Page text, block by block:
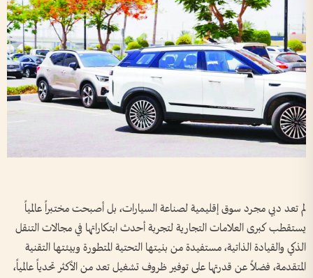
لم تعد دبي مجرد سوق إقليمية لصناعة السيارات، بل أصبحت مختبراً عالمياً
يستقطب كبرى العلامات التجارية لتجربة أحدث ابتكاراتها في مجالات التنقل
الذكي والقيادة الذاتية، مستفيدة من بنيتها التحتية المتطورة وبيئتها التقنية
المتقدمة، فضلاً عن قدرتها على توفير ظروف تشغيل تعد من الأكثر تحدياً عالمياً،